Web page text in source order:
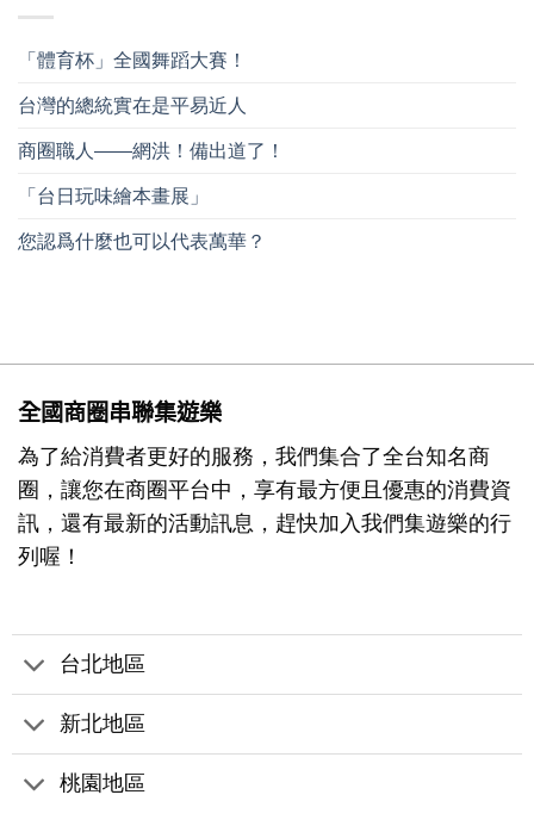
「體育杯」全國舞蹈大賽！
台灣的總統實在是平易近人
商圈職人——網洪！備出道了！
「台日玩味繪本畫展」
您認爲什麼也可以代表萬華？
全國商圈串聯集遊樂
為了給消費者更好的服務，我們集合了全台知名商
圈，讓您在商圈平台中，享有最方便且優惠的消費資
訊，還有最新的活動訊息，趕快加入我們集遊樂的行
列喔！
台北地區
新北地區
桃園地區